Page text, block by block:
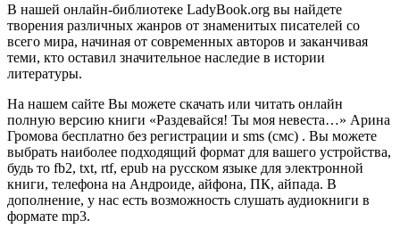
В нашей онлайн-библиотеке LadyBook.org вы найдете
творения различных жанров от знаменитых писателей со
всего мира, начиная от современных авторов и заканчивая
теми, кто оставил значительное наследие в истории
литературы.
На нашем сайте Вы можете скачать или читать онлайн
полную версию книги «Раздевайся! Ты моя невеста…» Арина
Громова бесплатно без регистрации и sms (смс) . Вы можете
выбрать наиболее подходящий формат для вашего устройства,
будь то fb2, txt, rtf, epub на русском языке для электронной
книги, телефона на Андроиде, айфона, ПК, айпада. В
дополнение, у нас есть возможность слушать аудиокниги в
формате mp3.